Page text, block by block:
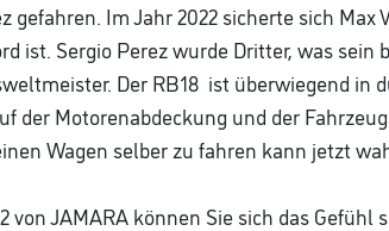
gefahren. Im Jahr 2022 sicherte sich Max
ist. Sergio Perez wurde Dritter, was sein
Der RB18 ist überwiegend in
der Motorenabdeckung und der
Wagen selber zu fahren kann jetzt
JAMARA können Sie sich das Gefühl